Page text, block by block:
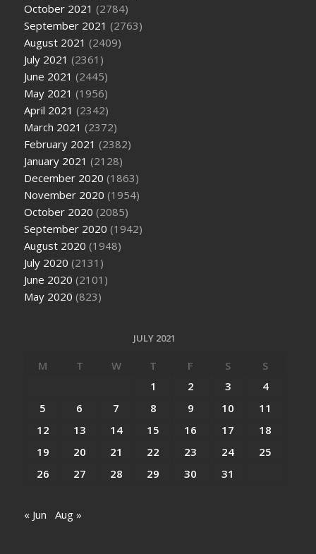
October 2021 (2784)
September 2021 (2763)
August 2021 (2409)
July 2021 (2361)
June 2021 (2445)
May 2021 (1956)
April 2021 (2342)
March 2021 (2372)
February 2021 (2382)
January 2021 (2128)
December 2020 (1863)
November 2020 (1954)
October 2020 (2085)
September 2020 (1942)
August 2020 (1948)
July 2020 (2131)
June 2020 (2101)
May 2020 (823)
JULY 2021
M T W T F S
S
1
2 3
4
5
6 7 8 9 10
11
12
13 14 15 16 17
18
19
20 21 22 23 24
25
26
27 28 29 30 31
« Jun Aug »